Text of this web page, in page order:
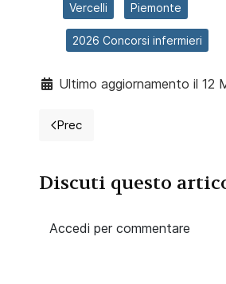
Vercelli Piemonte
2026 Concorsi infermieri
Ultimo aggiornamento il 12
Articolo precedente: 2026
Prec
Discuti questo
Accedi per commentare